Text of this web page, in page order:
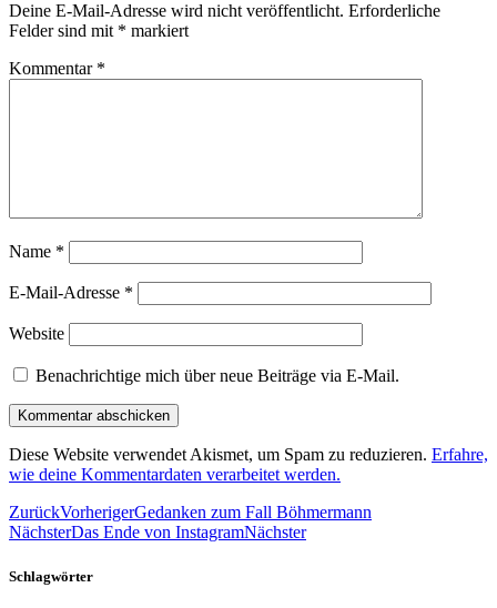
Deine E-Mail-Adresse wird nicht veröffentlicht. Erforderliche
Felder sind mit * markiert
Kommentar *
Name *
E-Mail-Adresse *
Website
Benachrichtige mich über neue Beiträge via E-Mail.
Diese Website verwendet Akismet, um Spam zu reduzieren. Erfahre,
wie deine Kommentardaten verarbeitet werden.
ZurückVorherigerGedanken zum Fall Böhmermann
NächsterDas Ende von InstagramNächster
Schlagwörter